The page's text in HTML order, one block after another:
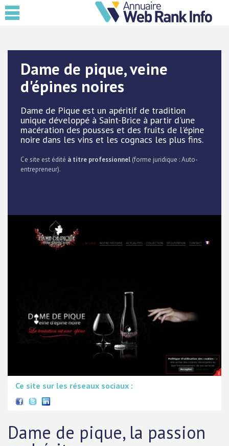
Dame de pique, veine
d'épines noires
Dame de Pique est un apéritif de tradition
unique développé à Saint-Brice à partir d'une
macération des pousses et des fruits de l'épine
noire dans les vins et les cognacs les plus fins.
Ce site est édité à titre professionnel (forme juridique : Auto-
entrepreneur).
Ce site sur les réseaux sociaux :
Dame de pique, la passion